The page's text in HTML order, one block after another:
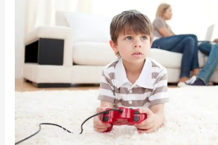
pacientes